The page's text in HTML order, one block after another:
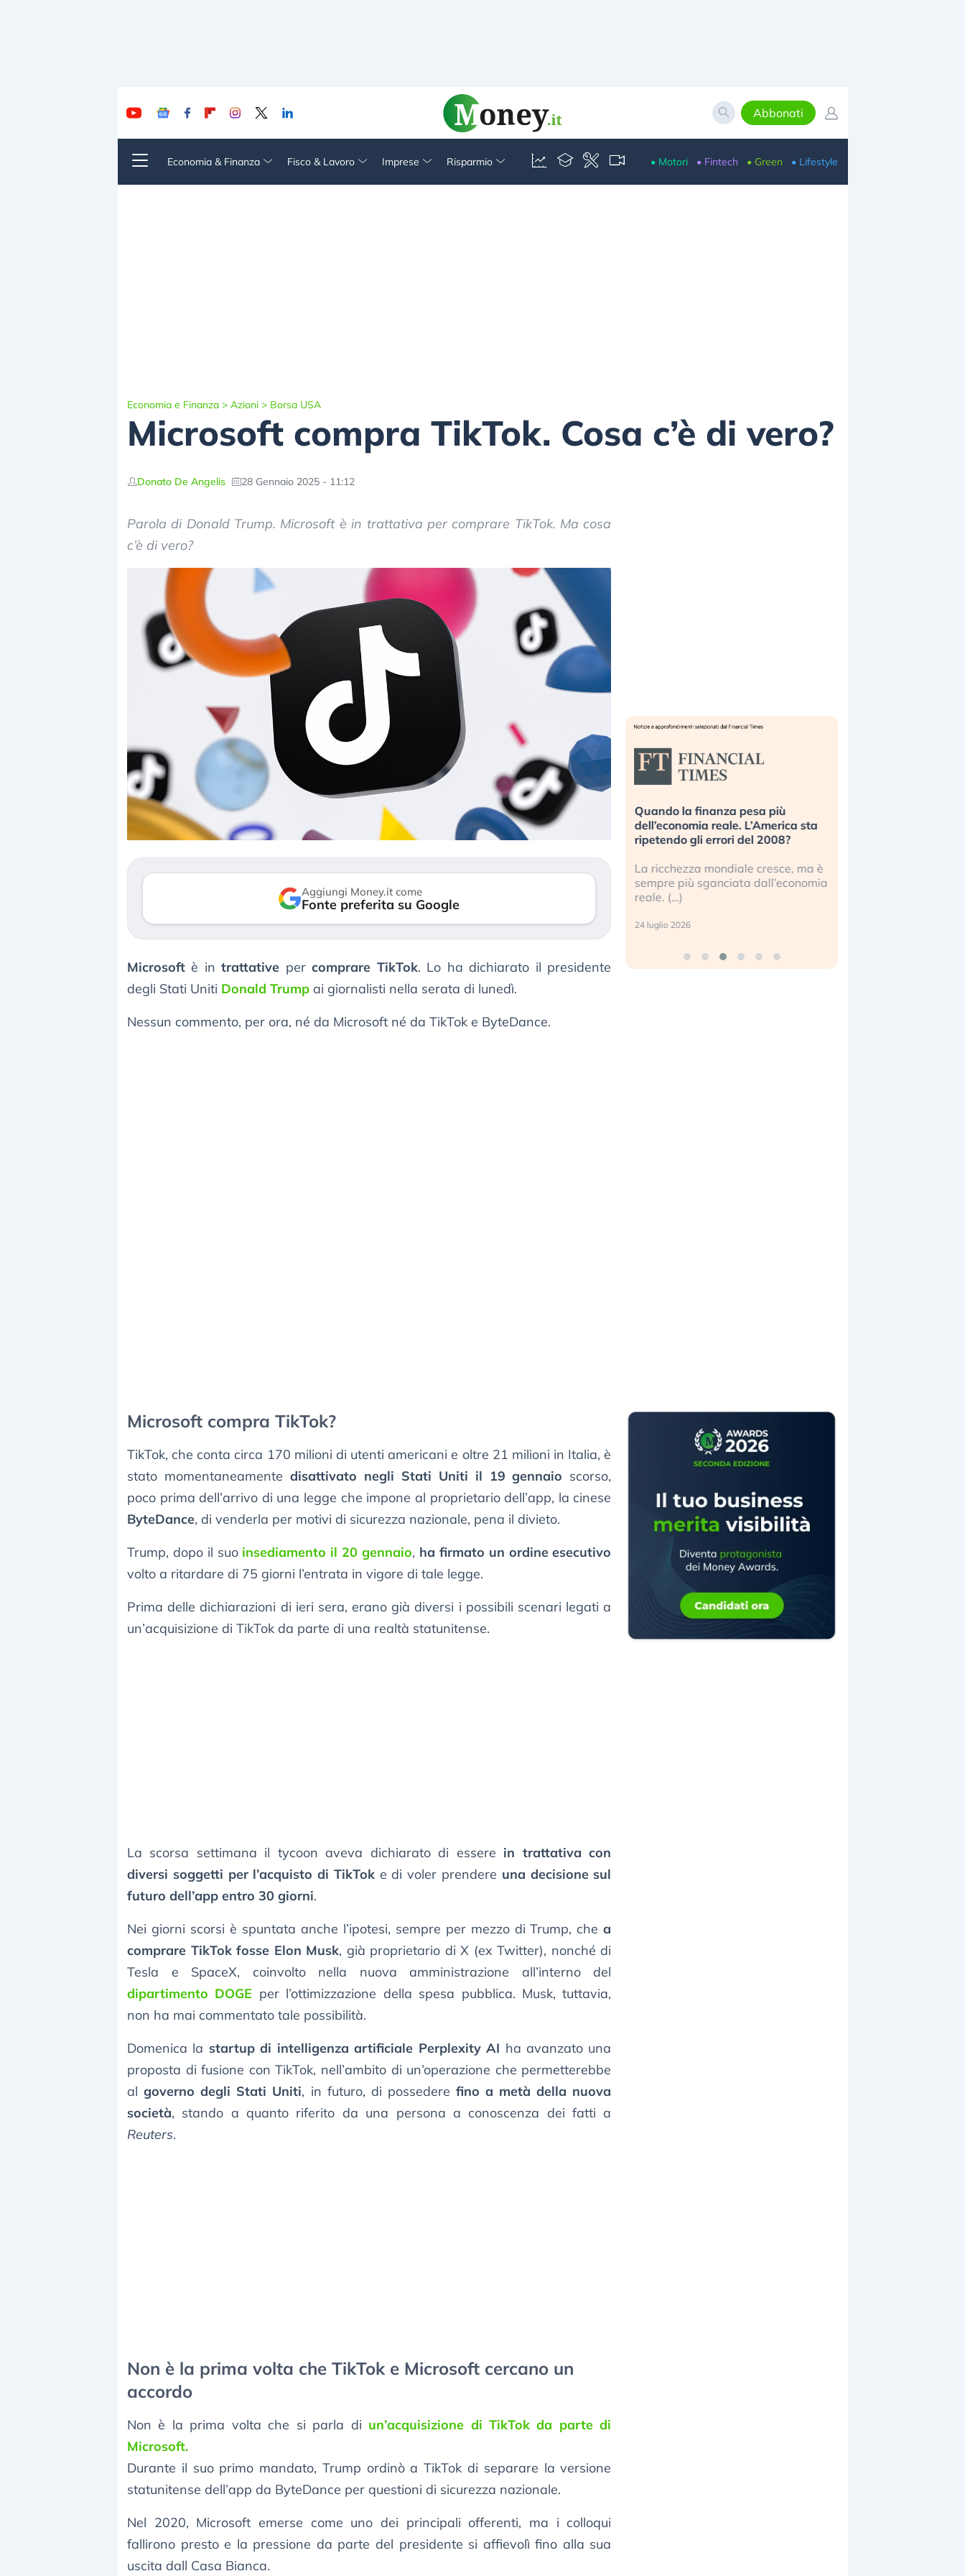
Abbonati
Economia & Finanza Fisco & Lavoro Imprese Risparmio • Motori • Fintech • Green • Lifestyle
Economia e Finanza > Azioni > Borsa USA
Microsoft compra TikTok. Cosa c’è di vero?
Donato De Angelis 28 Gennaio 2025 - 11:12
Parola di Donald Trump. Microsoft è in trattativa per comprare TikTok. Ma cosa
c’è di vero?
Aggiungi Money.it come
Fonte preferita su Google
Microsoft è intrattative percomprare TikTok. Lo ha dichiarato il presidente
degli Stati Uniti Donald Trump ai giornalisti nella serata di lunedì.
Nessun commento, per ora, né da Microsoft né da TikTok e ByteDance.
Microsoft compra TikTok?
TikTok, che conta circa 170 milioni di utenti americani e oltre 21 milioni in Italia, è
stato momentaneamente disattivato negli Stati Uniti il 19 gennaio scorso,
poco prima dell’arrivo di una legge che impone al proprietario dell’app, la cinese
ByteDance, di venderla per motivi di sicurezza nazionale, pena il divieto.
Trump, dopo il suo insediamento il 20 gennaio, ha firmato un ordine esecutivo
volto a ritardare di 75 giorni l’entrata in vigore di tale legge.
Prima delle dichiarazioni di ieri sera, erano già diversi i possibili scenari legati a
un’acquisizione di TikTok da parte di una realtà statunitense.
La scorsa settimana il tycoon aveva dichiarato di essere in trattativa con
diversi soggetti per l’acquisto di TikToke di voler prendere una decisione sul
futuro dell’app entro 30 giorni.
Nei giorni scorsi è spuntata anche l’ipotesi, sempre per mezzo di Trump, chea
comprare TikTok fosse Elon Musk, già proprietario di X (ex Twitter), nonché di
Tesla e SpaceX, coinvolto nella nuova amministrazione all’interno del
dipartimento DOGE per l’ottimizzazione della spesa pubblica. Musk, tuttavia,
non ha mai commentato tale possibilità.
Domenica la startup di intelligenza artificiale Perplexity AI ha avanzato una
proposta di fusione con TikTok, nell’ambito di un’operazione che permetterebbe
algoverno degli Stati Uniti, in futuro, di possedere fino a metà della nuova
società, stando a quanto riferito da una persona a conoscenza dei fatti a
Reuters.
Non è la prima volta che TikTok e Microsoft cercano un
accordo
Non è la prima volta che si parla di un’acquisizione di TikTok da parte di
Microsoft.
Durante il suo primo mandato, Trump ordinò a TikTok di separare la versione
statunitense dell’app da ByteDance per questioni di sicurezza nazionale.
Nel 2020, Microsoft emerse come uno dei principali offerenti, ma i colloqui
fallirono presto e la pressione da parte del presidente si affievolì fino alla sua
uscita dall Casa Bianca.
Dalle valutazioni estreme alla
correzione. Cosa sta guidando il
repricing degli asset?
3 agosto 2026
«La mia vita è rovinata». Investitori
in preda al panico dopo lo scoppio
della bolla AI
Kospi, mentre gli investitori retail (…)
30 luglio 2026
Quando la finanza pesa più
dell’economia reale. L’America sta
ripetendo gli errori del 2008?
La ricchezza mondiale cresce, ma è
sempre più sganciata dall’economia
reale. (…)
24 luglio 2026